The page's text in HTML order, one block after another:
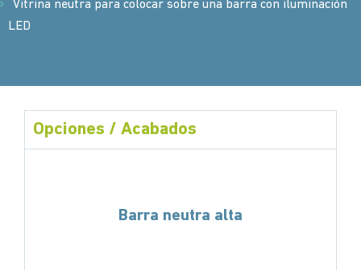
Vitrina neutra para colocar sobre una barra con iluminación
LED
Opciones / Acabados
Barra neutra alta